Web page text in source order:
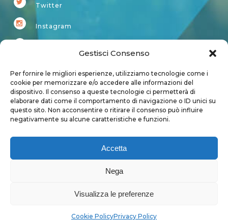
Gestisci Consenso
Per fornire le migliori esperienze, utilizziamo tecnologie come i
cookie per memorizzare e/o accedere alle informazioni del
dispositivo. Il consenso a queste tecnologie ci permetterà di
elaborare dati come il comportamento di navigazione o ID unici su
questo sito. Non acconsentire o ritirare il consenso può influire
negativamente su alcune caratteristiche e funzioni.
Accetta
Nega
Visualizza le preferenze
Cookie PolicyPrivacy Policy
Twitter
Instagram
Account
Login
User page
Copyright 2018 - Tutti i diritti sono riservati